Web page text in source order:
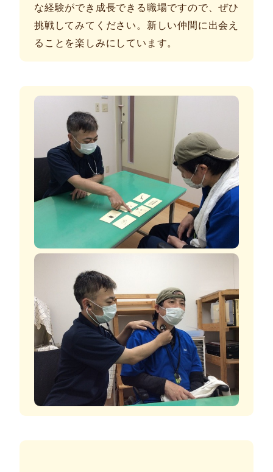
な経験ができ成長できる職場ですので、ぜひ
挑戦してみてください。新しい仲間に出会え
ることを楽しみにしています。